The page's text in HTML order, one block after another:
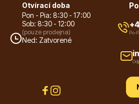
Popínavé rostliny
Otvírací doba
Pon - Pia: 8:30 - 17:00
Sob: 8:30 - 12:00
(pouze prodejna)
Ned: Zatvorené
Po-